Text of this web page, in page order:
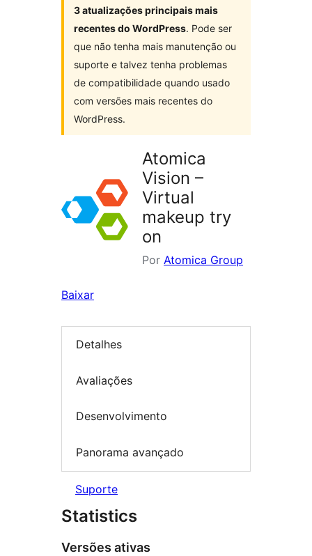
3 atualizações principais mais
recentes do WordPress. Pode ser
que não tenha mais manutenção ou
suporte e talvez tenha problemas
de compatibilidade quando usado
com versões mais recentes do
WordPress.
Atomica
Vision –
Virtual
makeup try
on
Por Atomica Group
Baixar
Detalhes
Avaliações
Desenvolvimento
Panorama avançado
Suporte
Statistics
Versões ativas